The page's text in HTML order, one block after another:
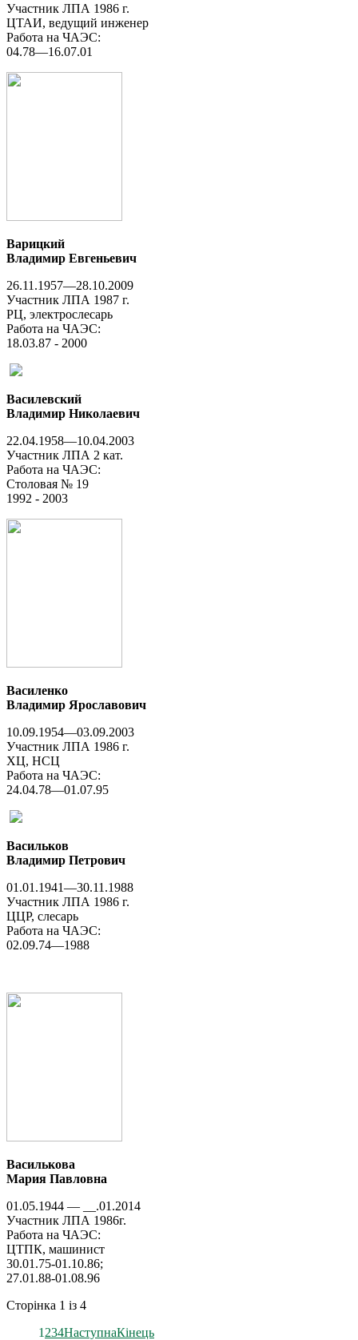
Участник ЛПА 1986 г.
ЦТАИ, ведущий инженер
Работа на ЧАЭС:
04.78—16.07.01
Варицкий
Владимир Евгеньевич
26.11.1957—28.10.2009
Участник ЛПА 1987 г.
РЦ, электрослесарь
Работа на ЧАЭС:
18.03.87 - 2000
Василевский
Владимир Николаевич
22.04.1958—10.04.2003
Участник ЛПА 2 кат.
Работа на ЧАЭС:
Столовая № 19
1992 - 2003
Василенко
Владимир Ярославович
10.09.1954—03.09.2003
Участник ЛПА 1986 г.
ХЦ, НСЦ
Работа на ЧАЭС:
24.04.78—01.07.95
Васильков
Владимир Петрович
01.01.1941—30.11.1988
Участник ЛПА 1986 г.
ЦЦР, слесарь
Работа на ЧАЭС:
02.09.74—1988
Василькова
Мария Павловна
01.05.1944 — __.01.2014
Участник ЛПА 1986г.
Работа на ЧАЭС:
ЦТПК, машинист
30.01.75-01.10.86;
27.01.88-01.08.96
Сторінка 1 із 4
1 234НаступнаКінець